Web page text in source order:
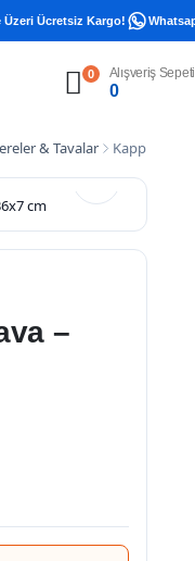
Ücretsiz Kargo!
0 Alışveriş Sepeti
0
& Tavalar Kapp
–